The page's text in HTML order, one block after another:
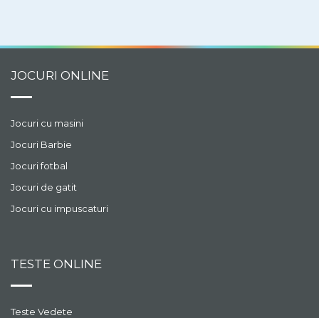
JOCURI ONLINE
Jocuri cu masini
Jocuri Barbie
Jocuri fotbal
Jocuri de gatit
Jocuri cu impuscaturi
TESTE ONLINE
Teste Vedete